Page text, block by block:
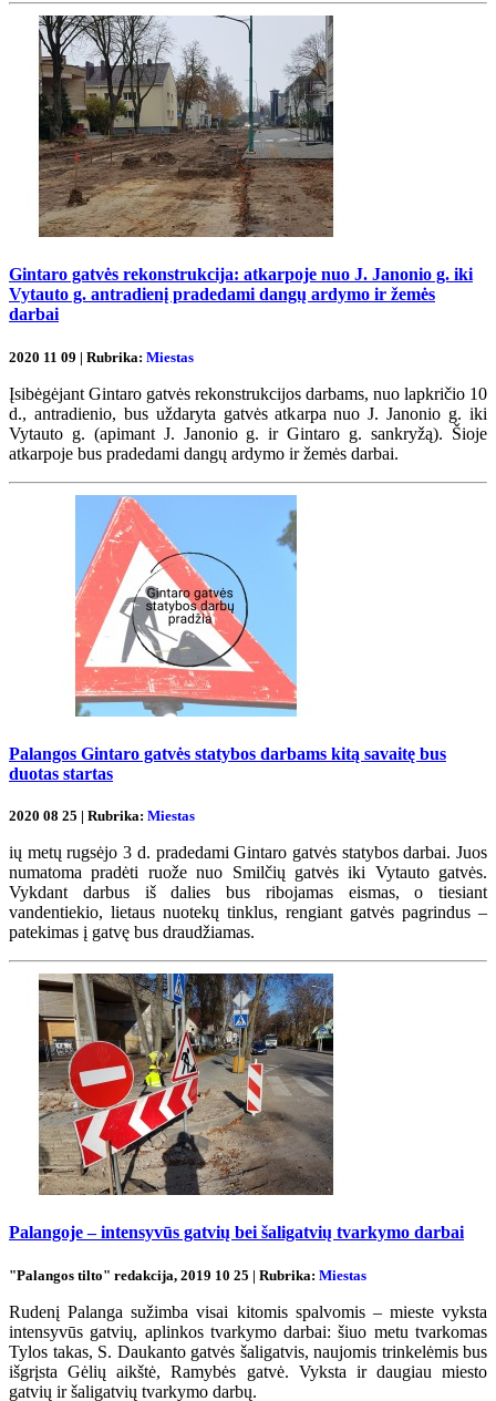
Gintaro gatvės rekonstrukcija: atkarpoje nuo J. Janonio g. iki
Vytauto g. antradienį pradedami dangų ardymo ir žemės
darbai
2020 11 09 | Rubrika: Miestas
Įsibėgėjant Gintaro gatvės rekonstrukcijos darbams, nuo lapkričio 10
d., antradienio, bus uždaryta gatvės atkarpa nuo J. Janonio g. iki
Vytauto g. (apimant J. Janonio g. ir Gintaro g. sankryžą). Šioje
atkarpoje bus pradedami dangų ardymo ir žemės darbai.
Palangos Gintaro gatvės statybos darbams kitą savaitę bus
duotas startas
2020 08 25 | Rubrika: Miestas
ių metų rugsėjo 3 d. pradedami Gintaro gatvės statybos darbai. Juos
numatoma pradėti ruože nuo Smilčių gatvės iki Vytauto gatvės.
Vykdant darbus iš dalies bus ribojamas eismas, o tiesiant
vandentiekio, lietaus nuotekų tinklus, rengiant gatvės pagrindus –
patekimas į gatvę bus draudžiamas.
Palangoje – intensyvūs gatvių bei šaligatvių tvarkymo darbai
"Palangos tilto" redakcija, 2019 10 25 | Rubrika: Miestas
Rudenį Palanga sužimba visai kitomis spalvomis – mieste vyksta
intensyvūs gatvių, aplinkos tvarkymo darbai: šiuo metu tvarkomas
Tylos takas, S. Daukanto gatvės šaligatvis, naujomis trinkelėmis bus
išgrįsta Gėlių aikštė, Ramybės gatvė. Vyksta ir daugiau miesto
gatvių ir šaligatvių tvarkymo darbų.